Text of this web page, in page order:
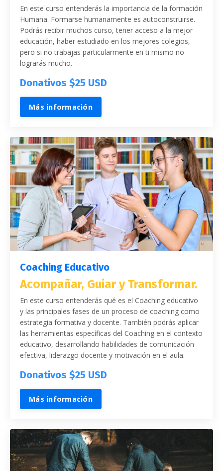
En este curso entenderás la importancia de la formación
Humana. Formarse humanamente es autoconstruirse.
Podrás recibir muchos curso, tener acceso a la mejor
educación, haber estudiado en los mejores colegios,
pero si no trabajas particularmente en ti mismo no
lograrás mucho.
Donativos $25 USD
Más información
Coaching Educativo
Acompañar, Guiar y Transformar.
En este curso entenderás qué es el Coaching educativo
y las principales fases de un proceso de coaching como
estrategia formativa y docente. También podrás aplicar
las herramientas específicas del Coaching en el contexto
educativo, desarrollando habilidades de comunicación
efectiva, liderazgo docente y motivación en el aula.
Donativos $25 USD
Más información